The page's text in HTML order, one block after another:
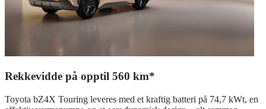
Rekkevidde på opptil 560 km*
Toyota bZ4X Touring leveres med et kraftig batteri på 74,7 kWt, en